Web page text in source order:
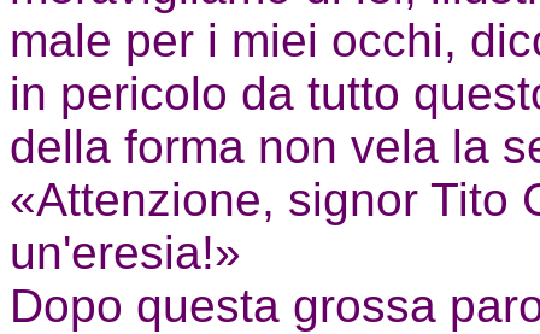
male per i miei occhi,
in pericolo da tutto
della forma non vela la
«Attenzione, signor Tito
un'eresia!»
Dopo questa grossa